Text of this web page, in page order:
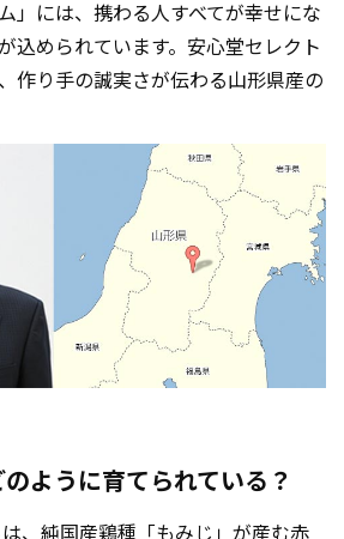
」には、携わる人すべてが幸せにな
込められています。安心堂セレクト
作り手の誠実さが伝わる山形県産の
ように育てられている？
、純国産鶏種「もみじ」が産む赤